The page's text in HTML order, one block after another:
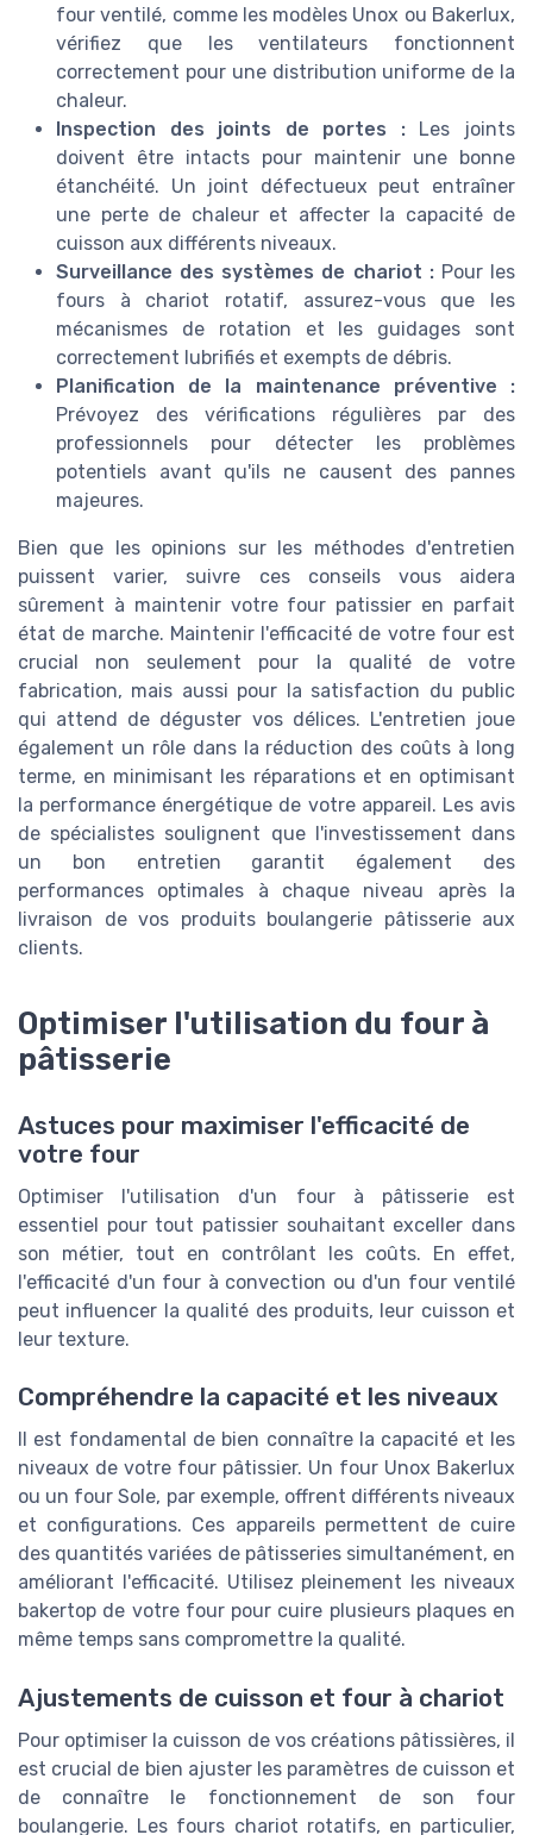
four ventilé, comme les modèles Unox ou Bakerlux,
vérifiez que les ventilateurs fonctionnent
correctement pour une distribution uniforme de la
chaleur.
Inspection des joints de portes :Les joints
doivent être intacts pour maintenir une bonne
étanchéité. Un joint défectueux peut entraîner
une perte de chaleur et affecter la capacité de
cuisson aux différents niveaux.
Surveillance des systèmes de chariot :Pour les
fours à chariot rotatif, assurez-vous que les
mécanismes de rotation et les guidages sont
correctement lubrifiés et exempts de débris.
Planification de la maintenance préventive :
Prévoyez des vérifications régulières par des
professionnels pour détecter les problèmes
potentiels avant qu'ils ne causent des pannes
majeures.
Bien que les opinions sur les méthodes d'entretien
puissent varier, suivre ces conseils vous aidera
sûrement à maintenir votre four patissier en parfait
état de marche. Maintenir l'efficacité de votre four est
crucial non seulement pour la qualité de votre
fabrication, mais aussi pour la satisfaction du public
qui attend de déguster vos délices. L'entretien joue
également un rôle dans la réduction des coûts à long
terme, en minimisant les réparations et en optimisant
la performance énergétique de votre appareil. Les avis
de spécialistes soulignent que l'investissement dans
un bon entretien garantit également des
performances optimales à chaque niveau après la
livraison de vos produits boulangerie pâtisserie aux
clients.
Optimiser l'utilisation du four à
pâtisserie
Astuces pour maximiser l'efficacité de
votre four
Optimiser l'utilisation d'un four à pâtisserie est
essentiel pour tout patissier souhaitant exceller dans
son métier, tout en contrôlant les coûts. En effet,
l'efficacité d'un four à convection ou d'un four ventilé
peut influencer la qualité des produits, leur cuisson et
leur texture.
Compréhendre la capacité et les niveaux
Il est fondamental de bien connaître la capacité et les
niveaux de votre four pâtissier. Un four Unox Bakerlux
ou un four Sole, par exemple, offrent différents niveaux
et configurations. Ces appareils permettent de cuire
des quantités variées de pâtisseries simultanément, en
améliorant l'efficacité. Utilisez pleinement les niveaux
bakertop de votre four pour cuire plusieurs plaques en
même temps sans compromettre la qualité.
Ajustements de cuisson et four à chariot
Pour optimiser la cuisson de vos créations pâtissières, il
est crucial de bien ajuster les paramètres de cuisson et
de connaître le fonctionnement de son four
boulangerie. Les fours chariot rotatifs, en particulier,